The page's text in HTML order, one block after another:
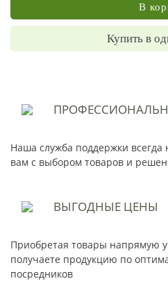
В
Купить в
Наша служба поддержки всегда
вам с выбором товаров и
ВЫГОДНЫЕ ЦЕНЫ
Приобретая товары напрямую
получаете продукцию по
посредников